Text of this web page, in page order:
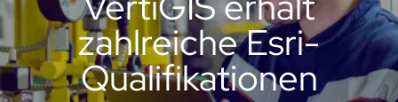
zahlreiche Esri-
Qualifikationen